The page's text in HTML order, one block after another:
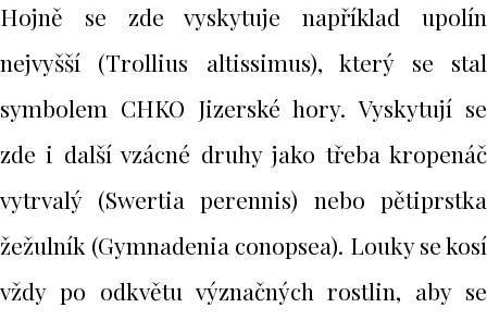
Hojně se zde vyskytuje například upolín
nejvyšší (Trollius altissimus), který se stal
symbolem CHKO Jizerské hory. Vyskytují se
zde i další vzácné druhy jako třeba kropenáč
vytrvalý (Swertia perennis) nebo pětiprstka
žežulník (Gymnadenia conopsea). Louky se kosí
vždy po odkvětu význačných rostlin, aby se